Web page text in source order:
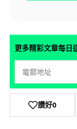
更多精彩文章每日
讚好0